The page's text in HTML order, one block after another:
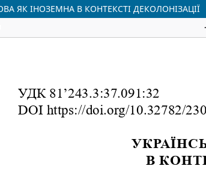
ЯК ІНОЗЕМНА В КОНТЕКСТІ ДЕКОЛОНІЗАЦІЇ